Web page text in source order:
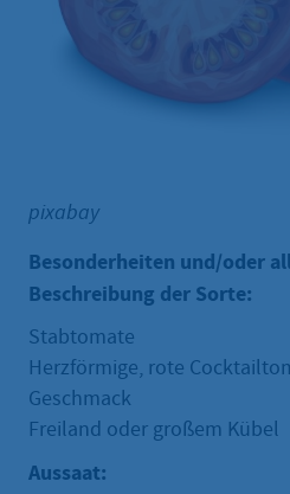
pixabay
Besonderheiten und/oder
Beschreibung der Sorte:
Stabtomate
Herzförmige, rote
Geschmack
Freiland oder großem Kübel
Aussaat: